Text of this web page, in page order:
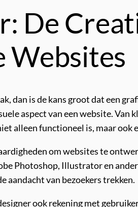
De
Websites
dan is de kans groot dat een
aspect van een website. Van
alleen functioneel is, maar ook
om websites te
Photoshop, Illustrator en
aandacht van bezoekers trekken.
ook rekening met